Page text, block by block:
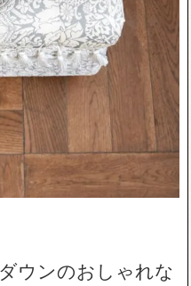
ウンのおしゃれな